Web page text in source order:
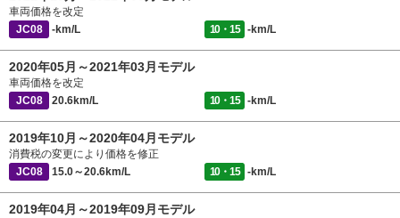
車両価格を改定
JC08
-km/L 10・15 -km/L
2020年05月～2021年03月モデル
車両価格を改定
JC08
20.6km/L 10・15 -km/L
2019年10月～2020年04月モデル
消費税の変更により価格を修正
JC08
15.0～20.6km/L 10・15 -km/L
2019年04月～2019年09月モデル